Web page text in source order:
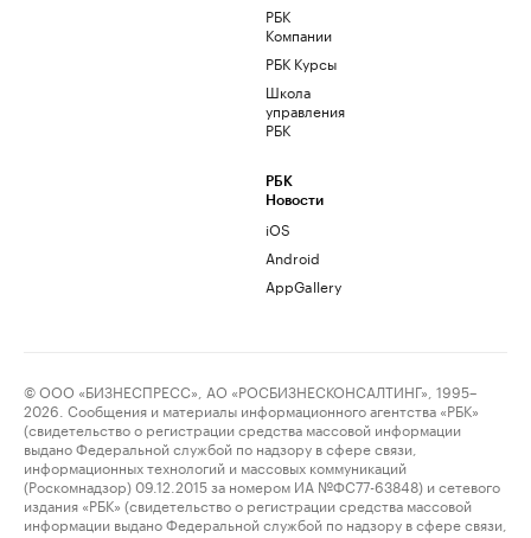
РБК
Компании
РБК Курсы
Школа
управления
РБК
РБК
Новости
iOS
Android
AppGallery
© ООО «БИЗНЕСПРЕСС», АО «РОСБИЗНЕСКОНСАЛТИНГ», 1995–
2026. Сообщения и материалы информационного агентства «РБК»
(свидетельство о регистрации средства массовой информации
выдано Федеральной службой по надзору в сфере связи,
информационных технологий и массовых коммуникаций
(Роскомнадзор) 09.12.2015 за номером ИА №ФС77-63848) и сетевого
издания «РБК» (свидетельство о регистрации средства массовой
информации выдано Федеральной службой по надзору в сфере связи,